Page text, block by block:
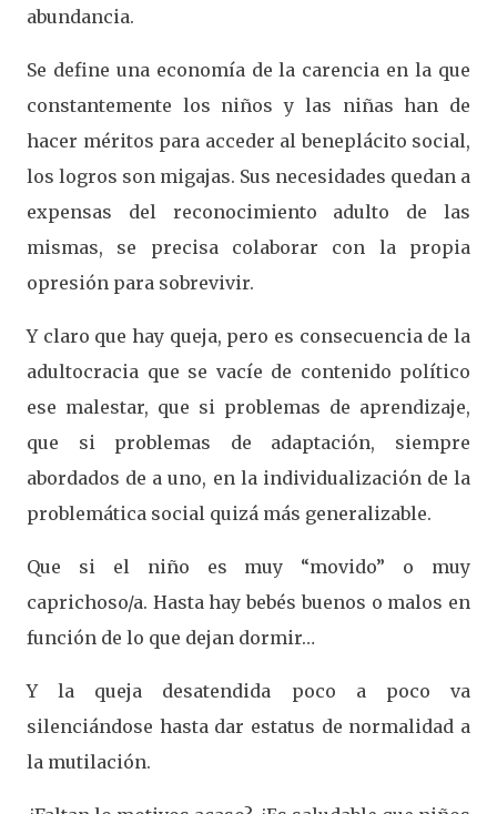
abundancia.
Se define una economía de la carencia en la que
constantemente los niños y las niñas han de
hacer méritos para acceder al beneplácito social,
los logros son migajas. Sus necesidades quedan a
expensas del reconocimiento adulto de las
mismas, se precisa colaborar con la propia
opresión para sobrevivir.
Y claro que hay queja, pero es consecuencia de la
adultocracia que se vacíe de contenido político
ese malestar, que si problemas de aprendizaje,
que si problemas de adaptación, siempre
abordados de a uno, en la individualización de la
problemática social quizá más generalizable.
Que si el niño es muy “movido” o muy
caprichoso/a. Hasta hay bebés buenos o malos en
función de lo que dejan dormir…
Y la queja desatendida poco a poco va
silenciándose hasta dar estatus de normalidad a
la mutilación.